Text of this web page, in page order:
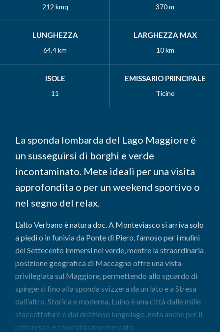
212 kmq 370 m
LUNGHEZZA
64,4 km
LARGHEZZA MAX
10 km
ISOLE
11
EMISSARIO PRINCIPALE
Ticino
La sponda lombarda del Lago Maggiore è
un susseguirsi di borghi e verde
incontaminato. Mete ideali per una visita
approfondita o per un weekend sportivo o
nel segno del relax.
L’alto Verbano è natura doc. A Monteviasco si arriva solo
a piedi o in funivia da Ponte di Piero, famoso per i mulini
del Settecento immersi nel verde, mentre la straordinaria
posizione geografica di Maccagno offre una vista
privilegiata sul Maggiore, permettendo allo sguardo di
spingersi fino alla sponda svizzera da un lato e a Stresa
dall’altro. Storica e moderna, Luino è una città dalle mille
sfaccettature e dal delizioso lungolago, nota anche per il
pittoresco e coloratissimo mercato.